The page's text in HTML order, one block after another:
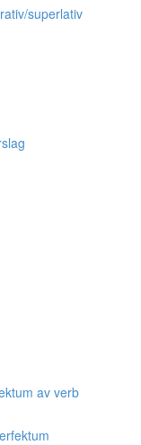
superlativ
av verb